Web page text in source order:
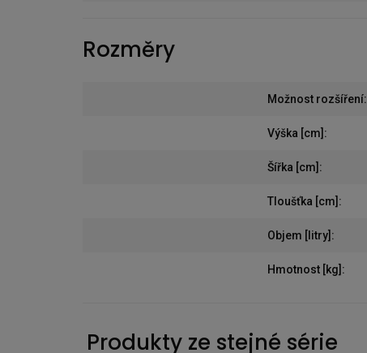
Rozměry
Možnost rozšíření:
Výška [cm] :
Šířka [cm] :
Tloušťka [cm] :
Objem [litry] :
Hmotnost [kg] :
Produkty ze stejné série